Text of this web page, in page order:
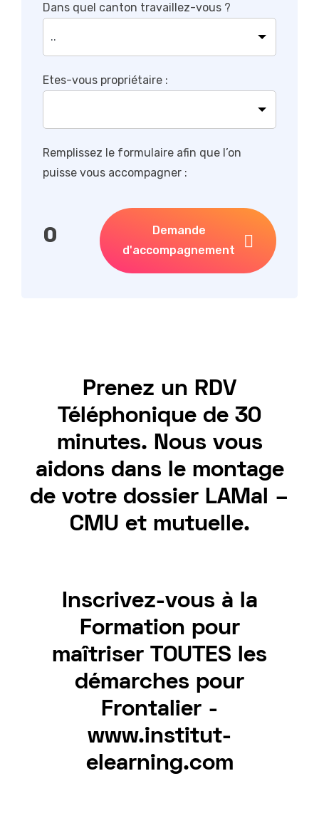
Dans quel canton travaillez-vous ?
Etes-vous propriétaire :
Remplissez le formulaire afin que l’on
puisse vous accompagner :
0
Demande
d'accompagnement
Prenez un RDV
Téléphonique de 30
minutes. Nous vous
aidons dans le montage
de votre dossier LAMal –
CMU et mutuelle.
Inscrivez-vous à la
Formation pour
maîtriser TOUTES les
démarches pour
Frontalier -
www.institut-
elearning.com